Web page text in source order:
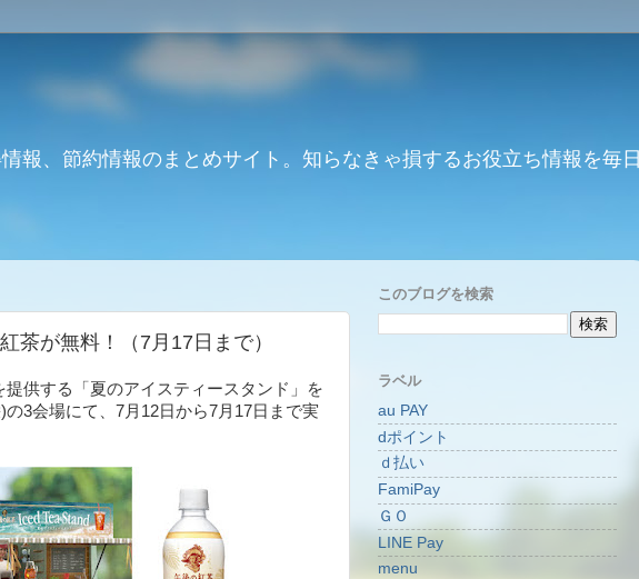
報、節約情報のまとめサイト。知らなきゃ損するお役立ち情報を毎日
茶が無料！（7月17日まで）
供する「夏のアイスティースタンド」を
3会場にて、7月12日から7月17日まで実
このブログを検索
ラベル
au PAY
dポイント
ｄ払い
FamiPay
ＧＯ
LINE Pay
menu